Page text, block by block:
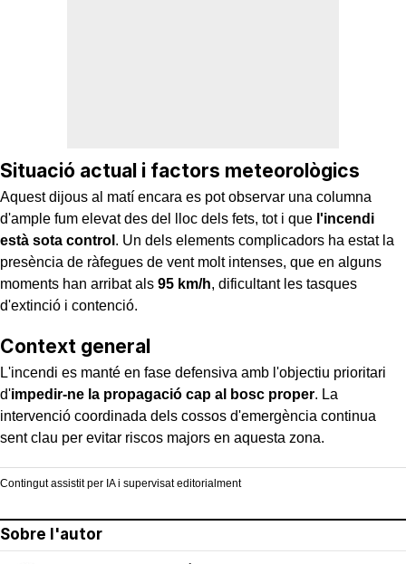
Situació actual i factors meteorològics
Aquest dijous al matí encara es pot observar una columna
d'ample fum elevat des del lloc dels fets, tot i que l'incendi
està sota control . Un dels elements complicadors ha estat la
presència de ràfegues de vent molt intenses, que en alguns
moments han arribat als 95 km/h, dificultant les tasques
d'extinció i contenció.
Context general
L'incendi es manté en fase defensiva amb l'objectiu prioritari
d'impedir-ne la propagació cap al bosc proper. La
intervenció coordinada dels cossos d'emergència continua
sent clau per evitar riscos majors en aquesta zona.
Contingut assistit per IA i supervisat editorialment
Sobre l'autor